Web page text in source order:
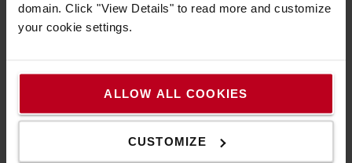
domain. Click "View Details" to read more and customize
your cookie settings.
ALLOW ALL COOKIES
CUSTOMIZE